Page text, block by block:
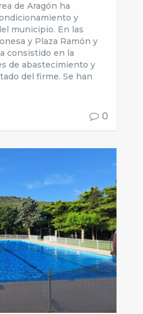
de Aragón ha
y
municipio. En las
y Plaza Ramón y
consistido en la
de abastecimiento y
del firme. Se han
0